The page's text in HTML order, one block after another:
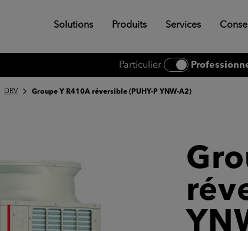
Solutions Produits Services
Particulier
DRV Groupe Y R410A réversible (PUHY-P YNW-A2)